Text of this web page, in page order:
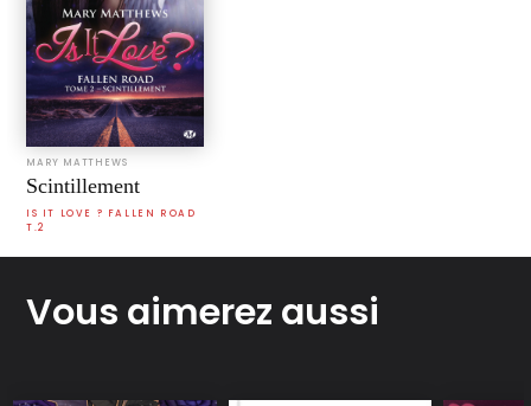
MARY MATTHEWS
Scintillement
IS IT LOVE ? FALLEN ROAD
T.2
Vous aimerez aussi